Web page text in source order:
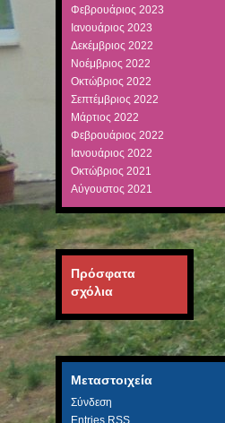
Φεβρουάριος 2023
Ιανουάριος 2023
Δεκέμβριος 2022
Νοέμβριος 2022
Οκτώβριος 2022
Σεπτέμβριος 2022
Μάρτιος 2022
Φεβρουάριος 2022
Ιανουάριος 2022
Οκτώβριος 2021
Αύγουστος 2021
Πρόσφατα
σχόλια
Μεταστοιχεία
Σύνδεση
Entries RSS